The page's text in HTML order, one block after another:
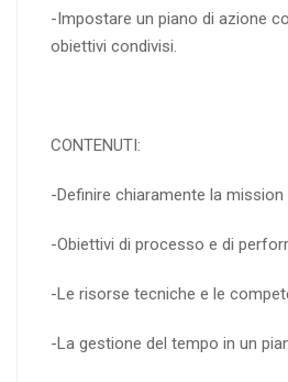
-Impostare un piano di azione
obiettivi condivisi.
CONTENUTI:
-Definire chiaramente la mission
-Obiettivi di processo e di
-Le risorse tecniche e le
-La gestione del tempo in un